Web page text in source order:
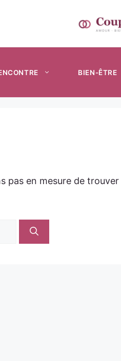
BIEN-ÊTRE
pas en mesure de